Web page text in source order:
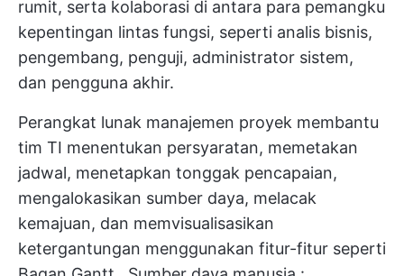
rumit, serta kolaborasi di antara para pemangku
kepentingan lintas fungsi, seperti analis bisnis,
pengembang, penguji, administrator sistem,
dan pengguna akhir.
Perangkat lunak manajemen proyek membantu
tim TI menentukan persyaratan, memetakan
jadwal, menetapkan tonggak pencapaian,
mengalokasikan sumber daya, melacak
kemajuan, dan memvisualisasikan
ketergantungan menggunakan fitur-fitur seperti